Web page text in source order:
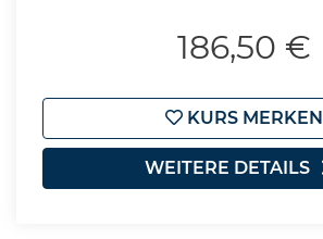
186,50 €
KURS MERKEN
WEITERE DETAILS